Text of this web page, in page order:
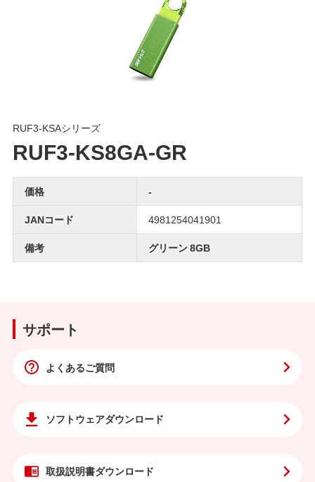
RUF3-KSAシリーズ
RUF3-KS8GA-GR
価格
-
JANコード
4981254041901
備考
グリーン 8GB
サポート
よくあるご質問
ソフトウェアダウンロード
取扱説明書ダウンロード